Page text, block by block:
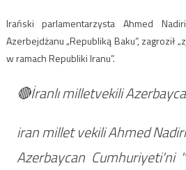
Irański parlamentarzysta Ahmed
Azerbejdżanu „Republiką Baku”, zagroził
w ramach Republiki Iranu”.
🔴İranlı milletvekili
iran millet vekili Ahmed
Azerbaycan Cumhuriyeti'ni